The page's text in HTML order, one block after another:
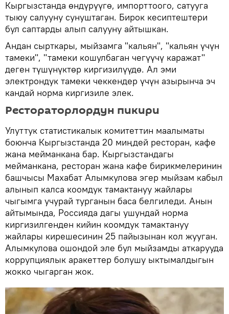
Кыргызстанда өндүрүүгө, импорттоого, сатууга
тыюу салууну сунуштаган. Бирок кесиптештери
бул саптарды алып салууну айтышкан.
Андан сырткары, мыйзамга "кальян", "кальян үчүн
тамеки", "тамеки кошулбаган чегүүчү каражат"
деген түшүнүктөр киргизилүүдө. Ал эми
электрондук тамеки чеккендер үчүн азырынча эч
кандай норма киргизиле элек.
Рестораторлордун пикири
Улуттук статистикалык комитеттин маалыматы
боюнча Кыргызстанда 20 миңдей ресторан, кафе
жана мейманкана бар. Кыргызстандагы
мейманкана, ресторан жана кафе бирикмелеринин
башчысы Махабат Алымкулова эгер мыйзам кабыл
алынып калса коомдук тамактануу жайлары
чыгымга учурай турганын баса белгиледи. Анын
айтымында, Россияда дагы ушундай норма
киргизилгенден кийин коомдук тамактануу
жайлары кирешесинин 25 пайызынан кол жууган.
Алымкулова ошондой эле бул мыйзамды аткарууда
коррупциялык аракеттер болушу ыктымалдыгын
жокко чыгарган жок.